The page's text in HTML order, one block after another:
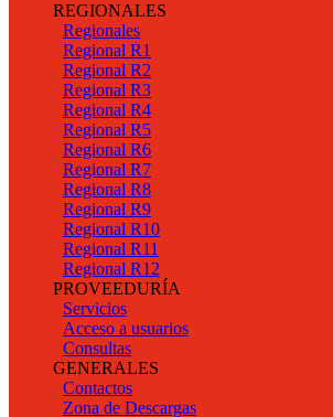
REGIONALES
Regionales
Regional R1
Regional R2
Regional R3
Regional R4
Regional R5
Regional R6
Regional R7
Regional R8
Regional R9
Regional R10
Regional R11
Regional R12
PROVEEDURÍA
Servicios
Acceso a usuarios
Consultas
GENERALES
Contactos
Zona de Descargas